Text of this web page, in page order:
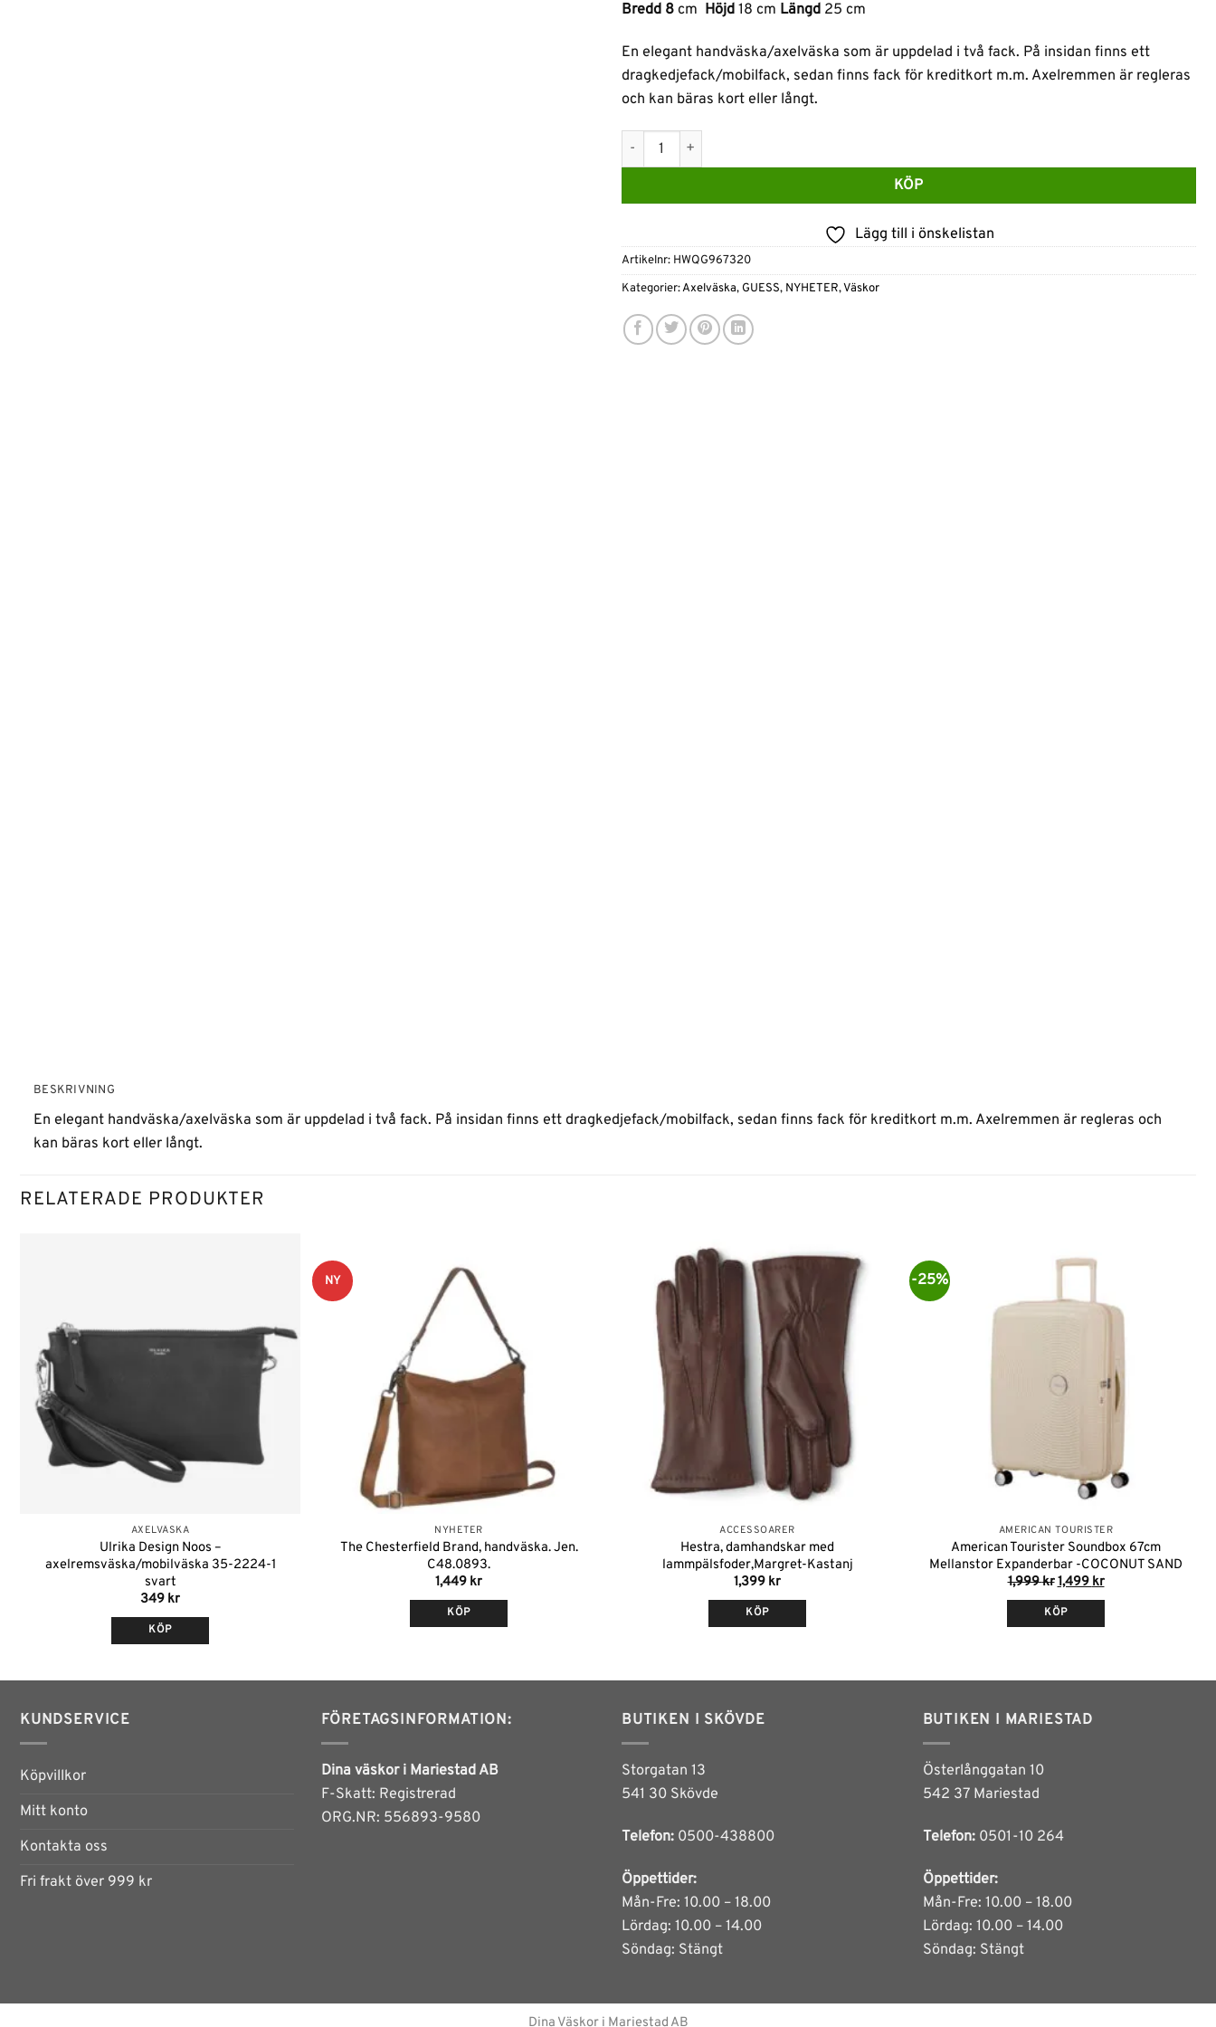
Bredd 8 cm Höjd 18 cm Längd 25 cm
En elegant handväska/axelväska som är uppdelad i två fack. På insidan finns ett
dragkedjefack/mobilfack, sedan finns fack för kreditkort m.m. Axelremmen är regleras
och kan bäras kort eller långt.
Guess Giully axelväska-Svart mängd
KÖP
Lägg till i önskelistan
Artikelnr: HWQG967320
Kategorier:Axelväska, GUESS, NYHETER,Väskor
BESKRIVNING
En elegant handväska/axelväska som är uppdelad i två fack. På insidan finns ett dragkedjefack/mobilfack, sedan finns fack för kreditkort m.m. Axelremmen är regleras och
kan bäras kort eller långt.
RELATERADE PRODUKTER
AXELVÄSKA
Ulrika Design Noos –
axelremsväska/mobilväska 35-2224-1
svart
349 kr
KÖP
NY
NYHETER
The Chesterfield Brand, handväska. Jen.
C48.0893.
1,449 kr
KÖP
produkten
flera
De
kan
Lägg till i
önskelistan
ACCESSOARER
Hestra, damhandskar med
lammpälsfoder,Margret-Kastanj
1,399 kr
KÖP
produkten
flera
väljas
-25%
AMERICAN TOURISTER
American Tourister Soundbox 67cm
Mellanstor Expanderbar -COCONUT SAND
1,999krDet
priset
var:
1,999 kr.
1,499krDet
1,499 kr.
KÖP
KUNDSERVICE
Köpvillkor
Mitt konto
Kontakta oss
Fri frakt över 999 kr
FÖRETAGSINFORMATION:
Dina väskor i Mariestad AB
F-Skatt: Registrerad
ORG.NR: 556893-9580
BUTIKEN I SKÖVDE
Storgatan 13
541 30 Skövde
Telefon: 0500-438800
Öppettider:
Mån-Fre: 10.00 – 18.00
Lördag: 10.00 – 14.00
Söndag: Stängt
BUTIKEN I MARIESTAD
Österlånggatan 10
542 37 Mariestad
Telefon: 0501-10 264
Öppettider:
Mån-Fre: 10.00 – 18.00
Lördag: 10.00 – 14.00
Söndag: Stängt
Dina Väskor i Mariestad AB